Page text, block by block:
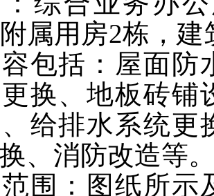
包括：屋面防
换、地板砖铺
给排水系统更
、消防改造等
围：图纸所示